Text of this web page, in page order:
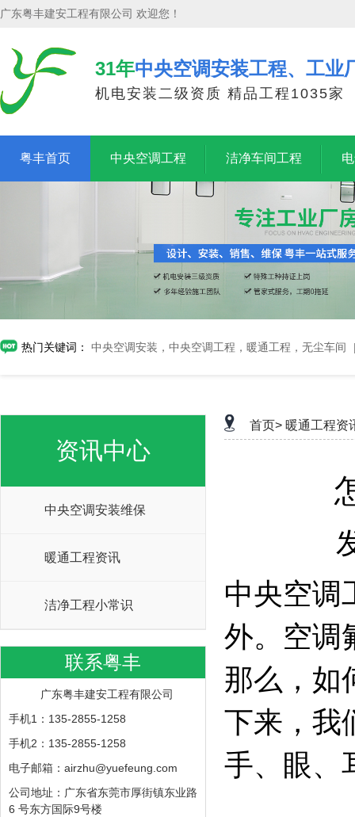
广东粤丰建安工程有限公司 欢迎您！
31年中央空调安装工程、工业
机电安装二级资质 精品工程1035家
粤丰首页 中央空调工程 洁净车间工程
热门关键词： 中央空调安装，中央空调工程，暖通工程，无尘车间
资讯中心
中央空调安装维保
暖通工程资讯
洁净工程小常识
联系粤丰
广东粤丰建安工程有限公司
手机1：135-2855-1258
手机2：135-2855-1258
电子邮箱：airzhu@yuefeung.com
公司地址：广东省东莞市厚街镇东业路
6 号东方国际9号楼
首页> 暖通工程资
中央空调
外。空调
那么，如
下来，我
手、眼、